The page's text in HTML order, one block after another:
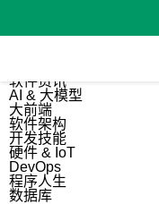
软件资讯
AI & 大模型
大前端
软件架构
开发技能
硬件 & IoT
DevOps
程序人生
数据库